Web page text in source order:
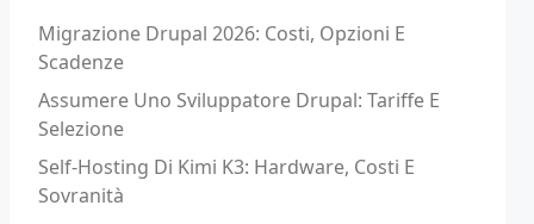
Migrazione Drupal 2026: Costi, Opzioni E
Scadenze
Assumere Uno Sviluppatore Drupal: Tariffe E
Selezione
Self-Hosting Di Kimi K3: Hardware, Costi E
Sovranità